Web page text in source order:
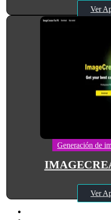
Ver
Generación de
Ver